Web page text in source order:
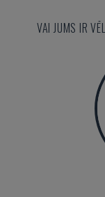
VAI JUMS IR